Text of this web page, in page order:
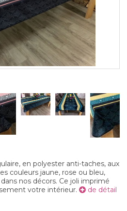
en polyester anti-taches, aux
couleurs jaune, rose ou bleu,
nos décors. Ce joli imprimé
votre intérieur.
de détail